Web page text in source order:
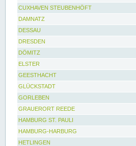
CUXHAVEN STEUBENHÖFT
DAMNATZ
DESSAU
DRESDEN
DÖMITZ
ELSTER
GEESTHACHT
GLÜCKSTADT
GORLEBEN
GRAUERORT REEDE
HAMBURG ST. PAULI
HAMBURG-HARBURG
HETLINGEN